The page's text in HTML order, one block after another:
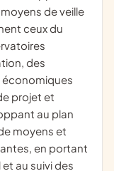
de veille
ceux du
des
économiques
projet et
au plan
moyens et
en portant
au suivi des